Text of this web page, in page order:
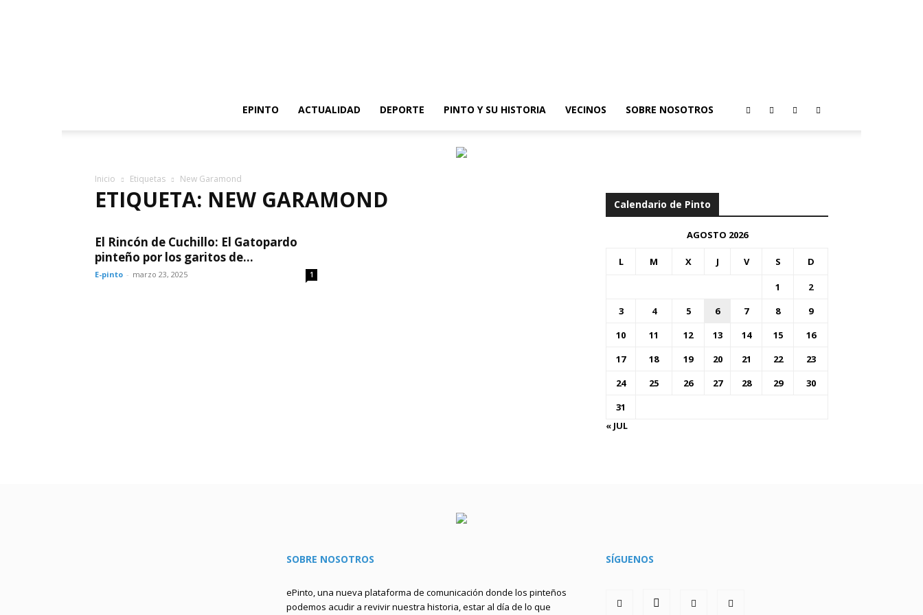
EPINTO
ACTUALIDAD DEPORTE PINTO Y SU HISTORIA VECINOS SOBRE NOSOTROS
Inicio Etiquetas New Garamond
ETIQUETA: NEW GARAMOND
El Rincón de Cuchillo: El Gatopardo
pinteño por los garitos de...
E-pinto - marzo 23, 2025 1
Calendario de Pinto
AGOSTO 2026
L M X J V S D
1
2
3
4 5 6 7 8
9
10
11 12 13 14 15
16
17
18 19 20 21 22
23
24
25 26 27 28 29
30
31
« JUL
SOBRE NOSOTROS
ePinto, una nueva plataforma de comunicación donde los pinteños
podemos acudir a revivir nuestra historia, estar al día de lo que
SÍGUENOS